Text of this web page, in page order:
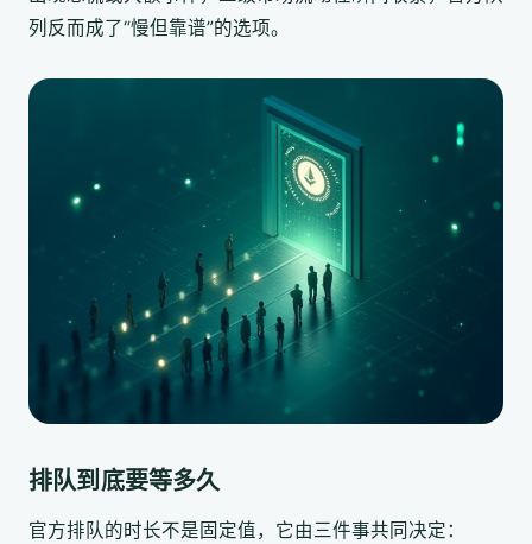
列反而成了“慢但靠谱”的选项。
排队到底要等多久
官方排队的时长不是固定值，它由三件事共同决定：